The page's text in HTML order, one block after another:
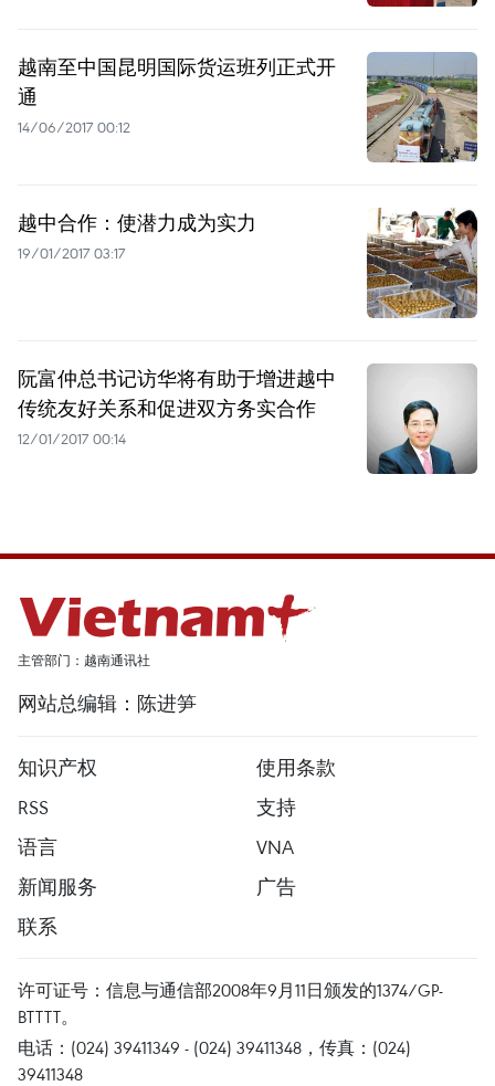
越南至中国昆明国际货运班列正式开
通
14/06/2017 00:12
越中合作：使潜力成为实力
19/01/2017 03:17
阮富仲总书记访华将有助于增进越中
传统友好关系和促进双方务实合作
12/01/2017 00:14
主管部门：越南通讯社
网站总编辑：陈进笋
知识产权
使用条款
RSS
支持
语言
VNA
新闻服务
广告
联系
许可证号：信息与通信部2008年9月11日颁发的1374/GP-
BTTTT。
电话：(024) 39411349 - (024) 39411348，传真：(024)
39411348